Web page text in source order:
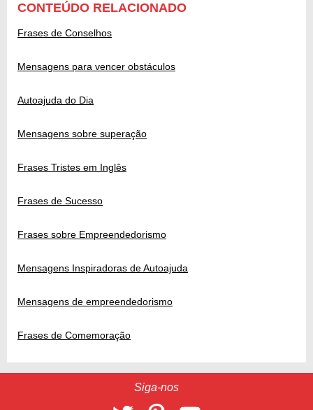
CONTEÚDO RELACIONADO
Frases de Conselhos
Mensagens para vencer obstáculos
Autoajuda do Dia
Mensagens sobre superação
Frases Tristes em Inglês
Frases de Sucesso
Frases sobre Empreendedorismo
Mensagens Inspiradoras de Autoajuda
Mensagens de empreendedorismo
Frases de Comemoração
Siga-nos